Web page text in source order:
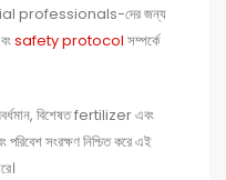
professionals-দের জন্য
safety protocol সম্পর্কে
বিশেষত fertilizer এবং
সংরক্ষণ নিশ্চিত করে এই